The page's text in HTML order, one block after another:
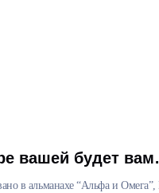
вашей будет
в альманахе “Альфа и